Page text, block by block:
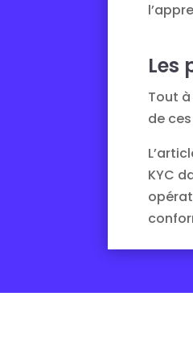
Les
Tout
de
KYC